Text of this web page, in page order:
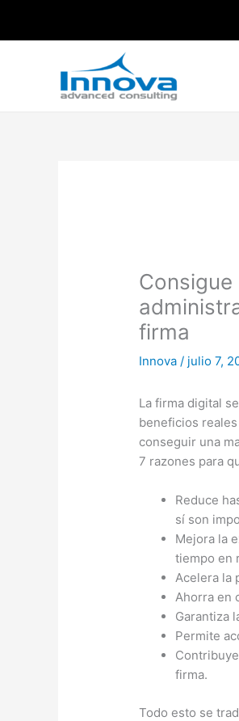
firma
Innova / julio 7,
La firma digital
beneficios
conseguir una
7 razones para
Reduce
sí son
Mejora la
tiempo en
Acelera la
Ahorra en
Garantiza
Permite
firma.
Todo esto se